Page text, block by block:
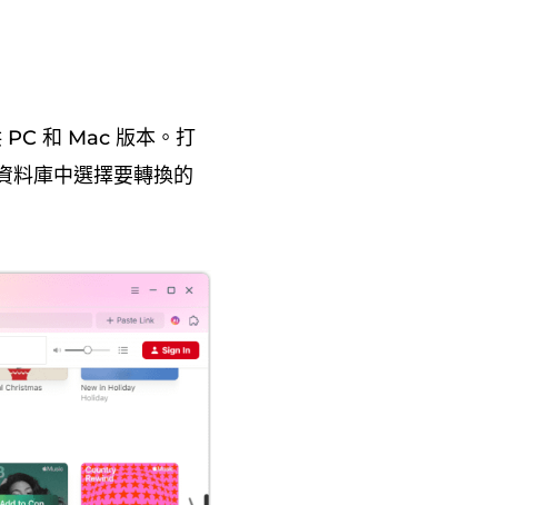
和 Mac 版本。打
庫中選擇要轉換的